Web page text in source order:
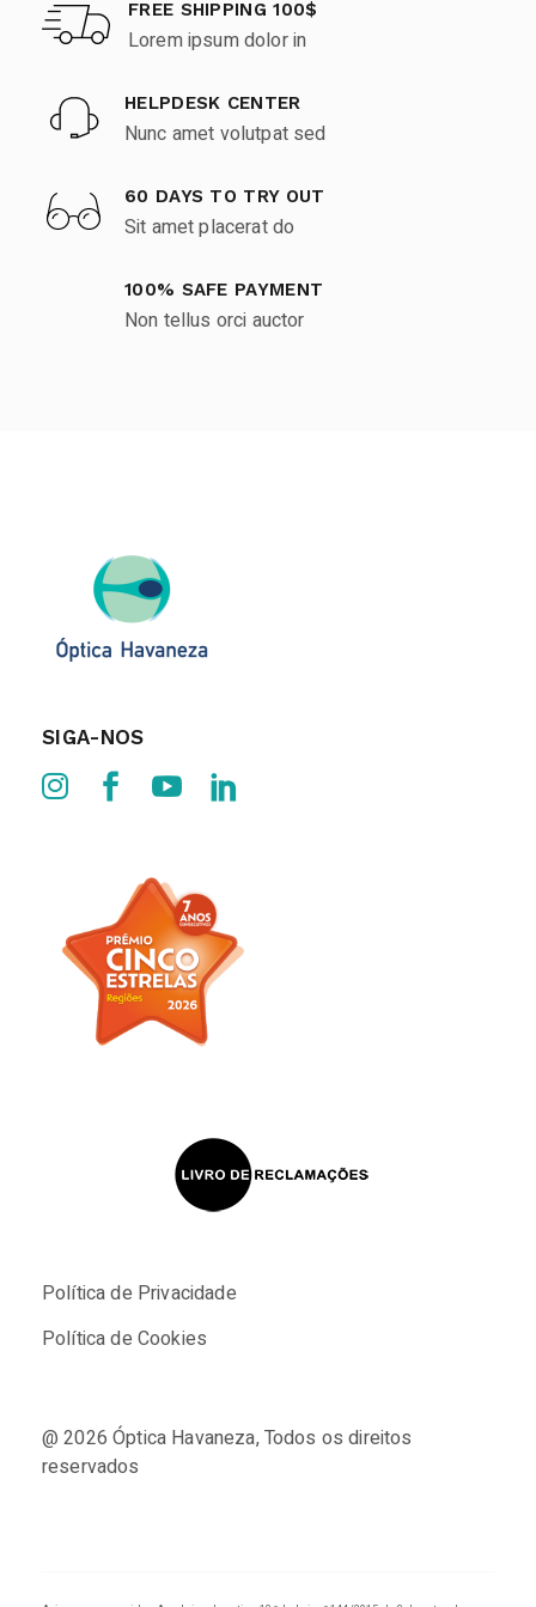
FREE SHIPPING 100$
Lorem ipsum dolor in
HELPDESK CENTER
Nunc amet volutpat sed
60 DAYS TO TRY OUT
Sit amet placerat do
100% SAFE PAYMENT
Non tellus orci auctor
SIGA-NOS
Política de Privacidade
Política de Cookies
@ 2026Óptica Havaneza, Todos os direitos
reservados